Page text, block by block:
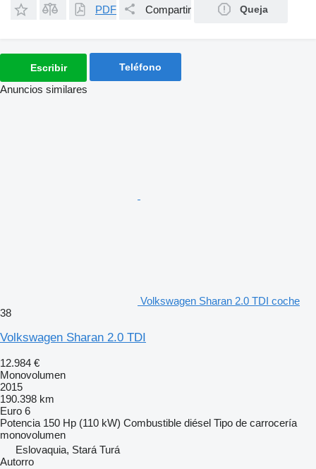
PDF Compartir Queja
Escribir Teléfono
Anuncios similares
Volkswagen Sharan 2.0 TDI coche
38
Volkswagen Sharan 2.0 TDI
12.984 €
Monovolumen
2015
190.398 km
Euro 6
Potencia 150 Hp (110 kW) Combustible diésel Tipo de carrocería
monovolumen
Eslovaquia, Stará Turá
Autorro